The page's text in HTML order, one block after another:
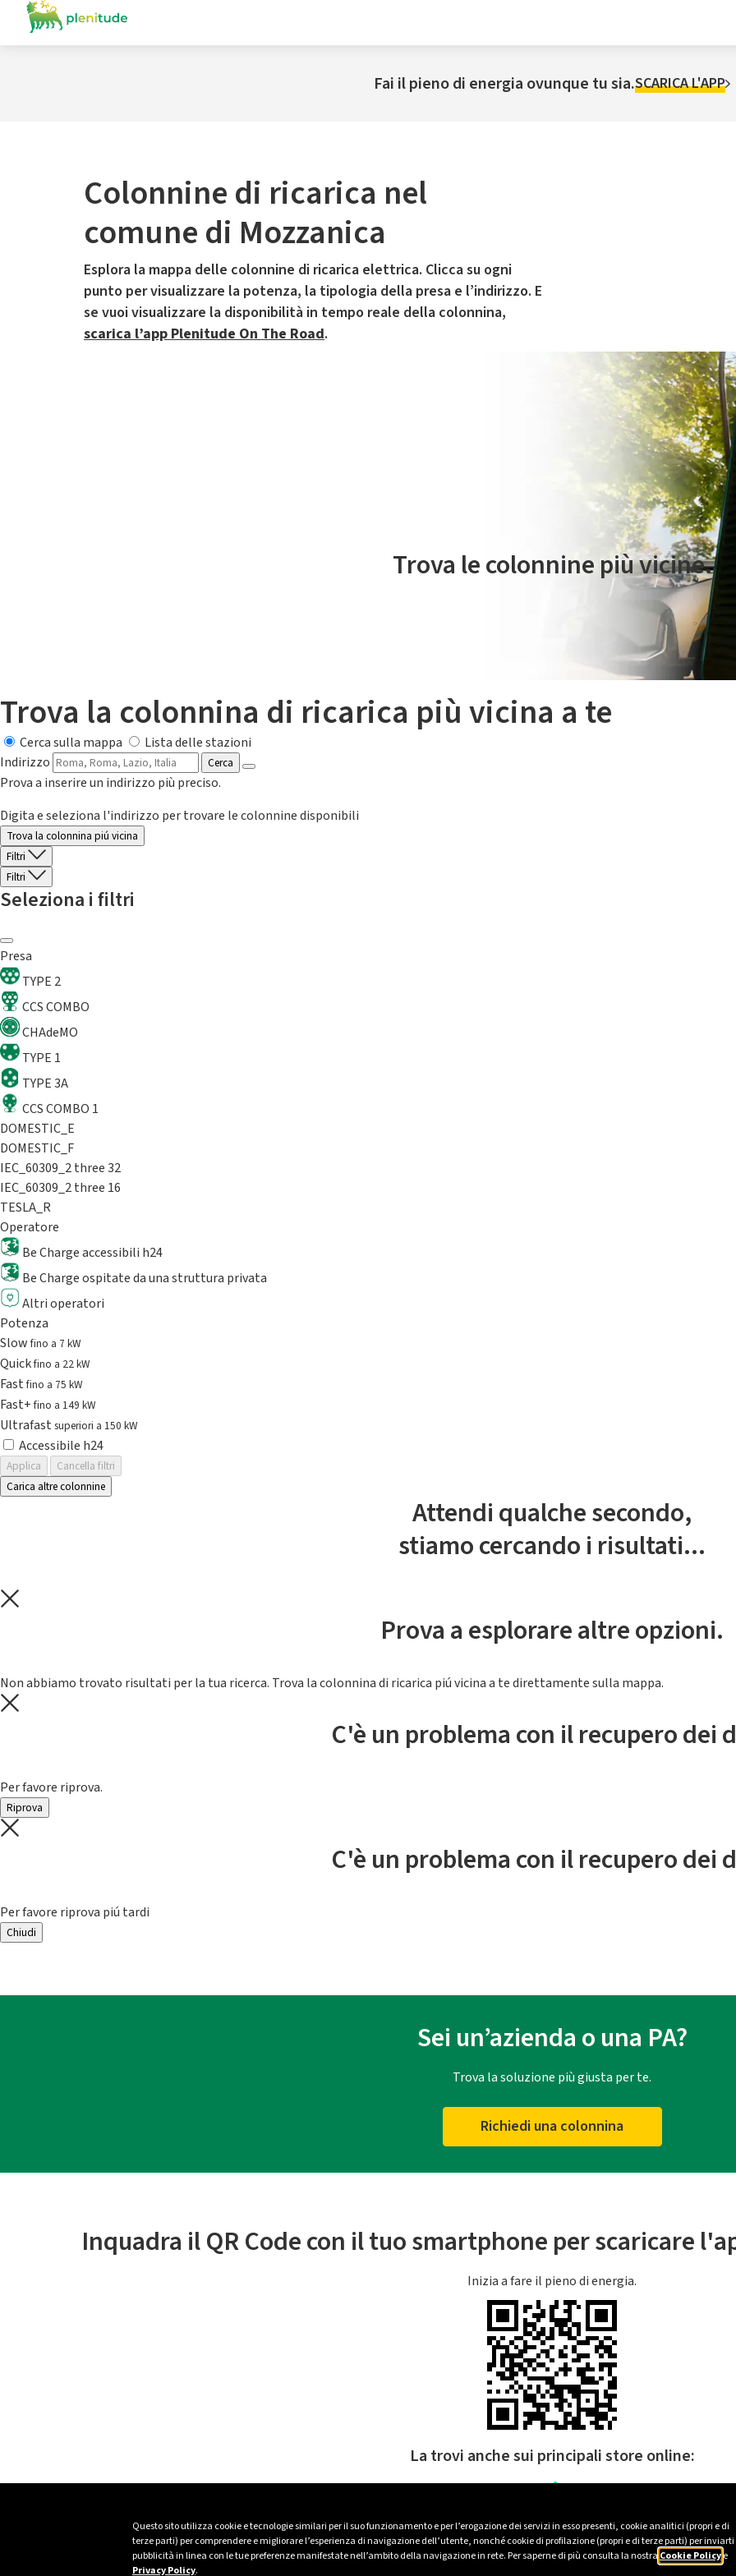
Questo sito utilizza cookie e tecnologie similari per il suo funzionamento e per l’erogazione dei servizi in esso presenti, cookie analitici (propri e di
terze parti) per comprendere e migliorare l’esperienza di navigazione dell’utente, nonché cookie di profilazione (propri e di terze parti) per inviarti
pubblicità in linea con le tue preferenze manifestate nell’ambito della navigazione in rete. Per saperne di più consulta la nostra Cookie Policye
Privacy Policy.
Fai il pieno di energia ovunque tu sia.SCARICA L'APP
Colonnine di ricarica nel
comune di Mozzanica
Esplora la mappa delle colonnine di ricarica elettrica. Clicca su ogni
punto per visualizzare la potenza, la tipologia della presa e l’indirizzo. E
se vuoi visualizzare la disponibilità in tempo reale della colonnina,
scarica l’app Plenitude On The Road.
Il servizio di mobilità elettrica è gestito da Plenitude On The Road
Trova le colonnine più vicine.
Trova la colonnina di ricarica più vicina a te
Cerca sulla mappa
Lista delle stazioni
Indirizzo
Cerca
Prova a inserire un indirizzo più preciso.
Digita e seleziona l'indirizzo per trovare le colonnine disponibili
Trova la colonnina piú vicina
Filtri
Filtri
Seleziona i filtri
Presa
TYPE 2
CCS COMBO
CHAdeMO
TYPE 1
TYPE 3A
CCS COMBO 1
DOMESTIC_E
DOMESTIC_F
IEC_60309_2 three 32
IEC_60309_2 three 16
TESLA_R
Operatore
Be Charge accessibili h24
Be Charge ospitate da una struttura privata
Altri operatori
Potenza
Slowfino a 7 kW
Quickfino a 22 kW
Fastfino a 75 kW
Fast+fino a 149 kW
Ultrafast superiori a 150 kW
Accessibile h24
Applica
Cancella filtri
Carica altre colonnine
Attendi qualche secondo,
stiamo cercando i risultati...
Prova a esplorare altre opzioni.
Non abbiamo trovato risultati per la tua ricerca. Trova la colonnina di ricarica piú vicina a te direttamente sulla mappa.
C'è un problema con il recupero dei
Per favore riprova.
Riprova
C'è un problema con il recupero dei
Per favore riprova piú tardi
Chiudi
Sei un’azienda o una PA?
Trova la soluzione più giusta per te.
Richiedi una colonnina
Inquadra il QR Code con il tuo smartphone per scaricare
Inizia a fare il pieno di energia.
La trovi anche sui principali store online: